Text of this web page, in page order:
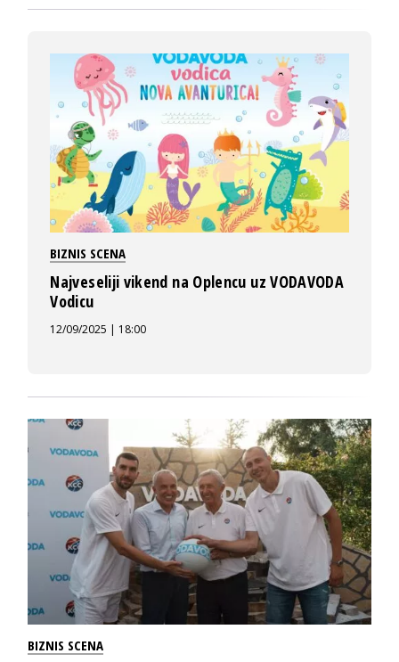
BIZNIS SCENA
Najveseliji vikend na Oplencu uz VODAVODA
Vodicu
12/09/2025 | 18:00
BIZNIS SCENA